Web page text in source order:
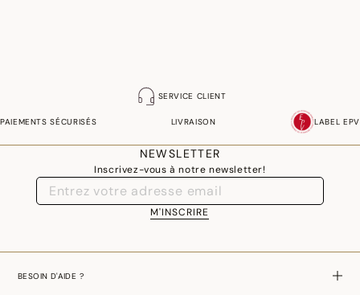
SERVICE CLIENT
PAIEMENTS SÉCURISÉS LIVRAISON LABEL EPV
NEWSLETTER
Inscrivez-vous à notre newsletter!
M'INSCRIRE
BESOIN D'AIDE ?